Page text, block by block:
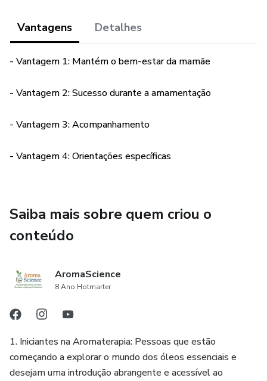
alta produção de leite podendo levar a complicações.
Procure auxilio profissional para obter informações seguras.
Vantagens Detalhes
- Vantagem 1: Mantém o bem-estar da mamãe
- Vantagem 2: Sucesso durante a amamentação
- Vantagem 3: Acompanhamento
- Vantagem 4: Orientações específicas
Saiba mais sobre quem criou o
conteúdo
AromaScience
8 Ano Hotmarter
1. Iniciantes na Aromaterapia: Pessoas que estão
começando a explorar o mundo dos óleos essenciais e
desejam uma introdução abrangente e acessível ao